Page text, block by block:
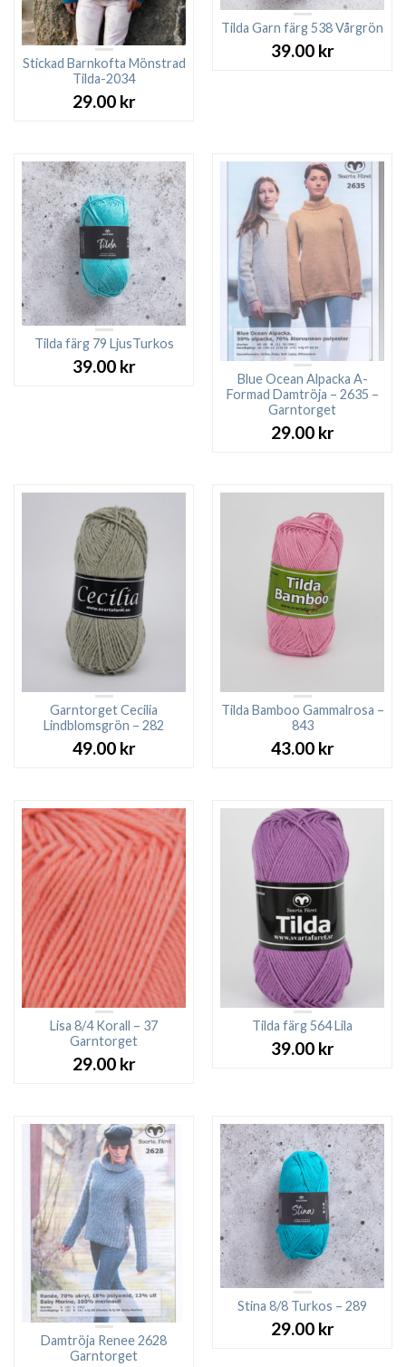
Stickad Barnkofta Mönstrad
Tilda-2034
29.00 kr
Tilda Garn färg 538 Vårgrön
39.00 kr
Tilda färg 79 LjusTurkos
39.00 kr
Blue Ocean Alpacka A-
Formad Damtröja – 2635 –
Garntorget
29.00 kr
Garntorget Cecilia
Lindblomsgrön – 282
49.00 kr
Tilda Bamboo Gammalrosa –
843
43.00 kr
Lisa 8/4 Korall – 37
Garntorget
29.00 kr
Tilda färg 564 Lila
39.00 kr
Damtröja Renee 2628
Garntorget
Stina 8/8 Turkos – 289
29.00 kr